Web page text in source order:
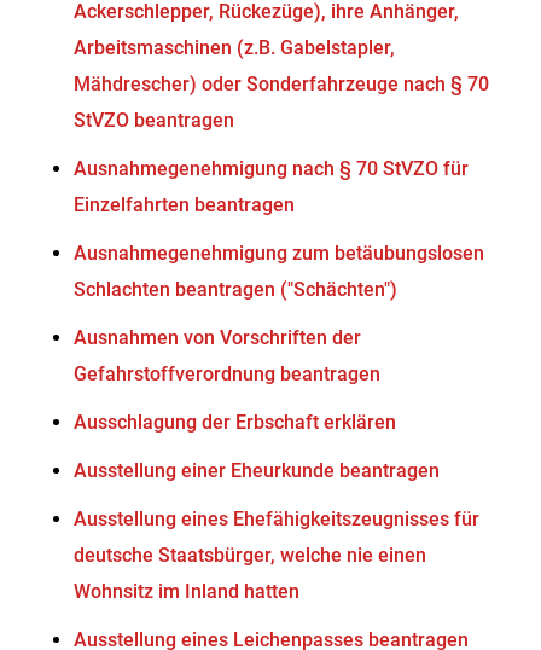
Ackerschlepper, Rückezüge), ihre Anhänger,
Arbeitsmaschinen (z.B. Gabelstapler,
Mähdrescher) oder Sonderfahrzeuge nach § 70
StVZO beantragen
Ausnahmegenehmigung nach § 70 StVZO für
Einzelfahrten beantragen
Ausnahmegenehmigung zum betäubungslosen
Schlachten beantragen ("Schächten")
Ausnahmen von Vorschriften der
Gefahrstoffverordnung beantragen
Ausschlagung der Erbschaft erklären
Ausstellung einer Eheurkunde beantragen
Ausstellung eines Ehefähigkeitszeugnisses für
deutsche Staatsbürger, welche nie einen
Wohnsitz im Inland hatten
Ausstellung eines Leichenpasses beantragen